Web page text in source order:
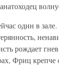
один в
рождает
Фриц крепче